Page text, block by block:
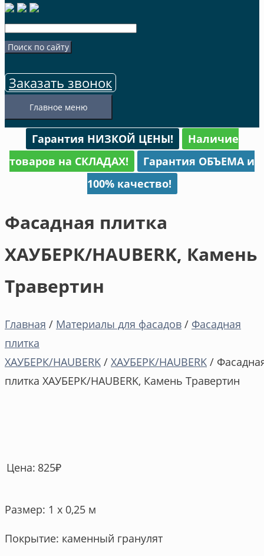
Заказать звонок
Главное меню
Гарантия НИЗКОЙ ЦЕНЫ!
Наличие
товаров на СКЛАДАХ!
Гарантия ОБЪЕМА и
100% качество!
Фасадная плитка
ХАУБЕРК/HAUBERK, Камень
Травертин
Главная / Материалы для фасадов / Фасадная
плитка
ХАУБЕРК/HAUBERK / ХАУБЕРК/HAUBERK /
плитка ХАУБЕРК/HAUBERK, Камень Травертин
Цена: 825₽
Размер: 1 х 0,25 м
Покрытие: каменный гранулят